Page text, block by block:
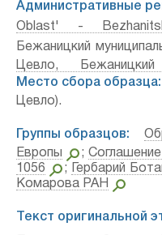
Административные
Oblast' -
Бежаницкий
Цевло,
Место сбора образца:
Цевло).
Группы образцов:
Европы
;
1056
;
Гербарий
Комарова РАН
Текст оригинальной